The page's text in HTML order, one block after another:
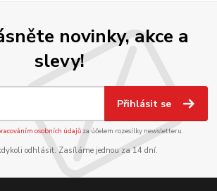
novinky, akce a
slevy!
Přihlásit se
osobních údajůza účelem rozesílky newsletteru.
odhlásit. Zasíláme jednou za 14 dní.